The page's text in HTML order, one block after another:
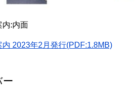
内:内面
2023年2月発行(PDF:1.8MB)
ー